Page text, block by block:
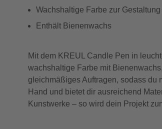
Wachshaltige Farbe zur
Enthält Bienenwachs
Mit dem KREUL Candle Pen in
wachshaltige Farbe mit
gleichmäßiges Auftragen, sodass du
Hand und bietet dir ausreichend
Kunstwerke – so wird dein Projekt